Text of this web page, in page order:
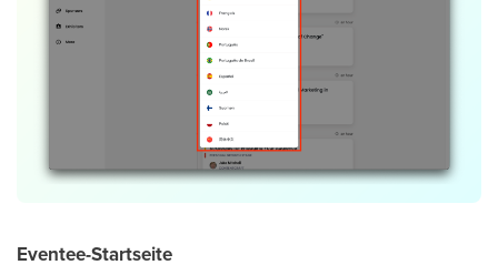
Eventee-Startseite